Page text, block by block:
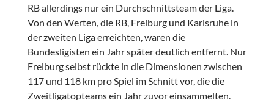
RB allerdings nur ein Durchschnittsteam der Liga.
Von den Werten, die RB, Freiburg und Karlsruhe in
der zweiten Liga erreichten, waren die
Bundesligisten ein Jahr später deutlich entfernt. Nur
Freiburg selbst rückte in die Dimensionen zwischen
117 und 118 km pro Spiel im Schnitt vor, die die
Zweitligatopteams ein Jahr zuvor einsammelten.